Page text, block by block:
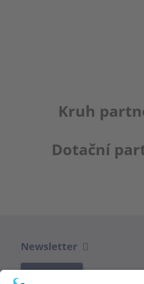
Kruh
Dotační
Newsletter